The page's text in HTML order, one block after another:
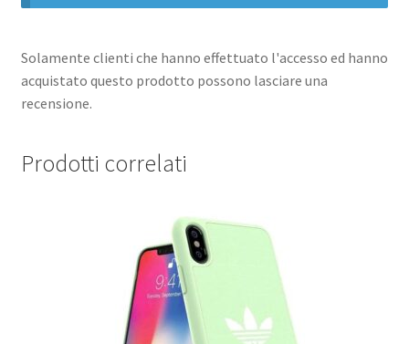
Solamente clienti che hanno effettuato l'accesso ed hanno
acquistato questo prodotto possono lasciare una
recensione.
Prodotti correlati